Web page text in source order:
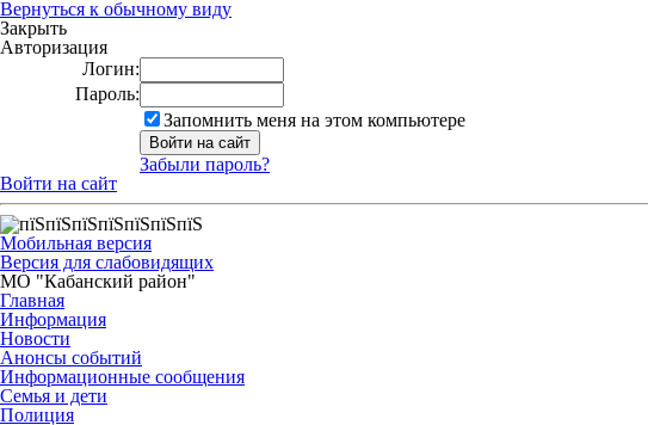
Вернуться к обычному виду
Закрыть
Авторизация
Логин:
Пароль:
Запомнить меня на этом компьютере
Забыли пароль?
Войти на сайт
Мобильная версия
Версия для слабовидящих
МО "Кабанский район"
Главная
Информация
Новости
Анонсы событий
Информационные сообщения
Семья и дети
Полиция